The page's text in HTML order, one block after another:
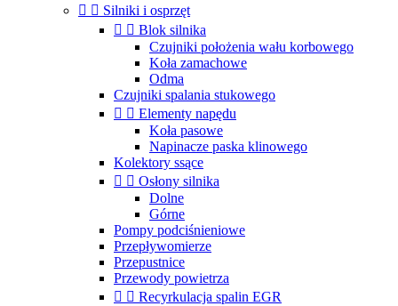
  Silniki i osprzęt
  Blok silnika
Czujniki położenia wału korbowego
Koła zamachowe
Odma
Czujniki spalania stukowego
  Elementy napędu
Koła pasowe
Napinacze paska klinowego
Kolektory ssące
  Osłony silnika
Dolne
Górne
Pompy podciśnieniowe
Przepływomierze
Przepustnice
Przewody powietrza
  Recyrkulacja spalin EGR